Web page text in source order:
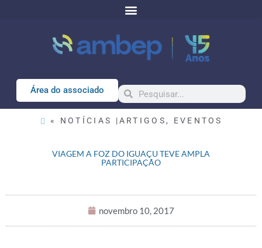
Área do associado
« NOTÍCIAS |ARTIGOS , EVENTOS
VIAGEM A FOZ DO IGUAÇU TEVE AMPLA
PARTICIPAÇÃO
novembro 10, 2017